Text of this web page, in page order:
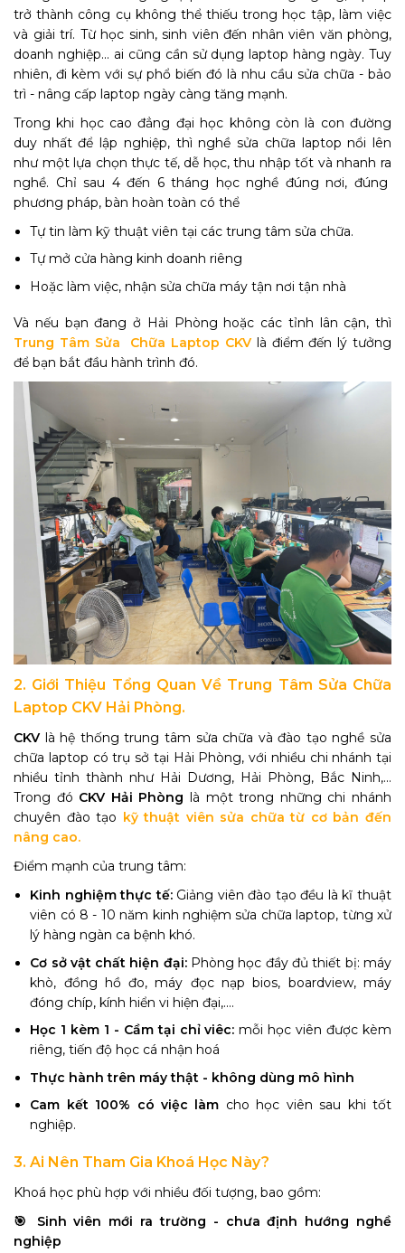
trở thành công cụ không thể thiếu trong học tập, làm việc
và giải trí. Từ học sinh, sinh viên đến nhân viên văn phòng,
doanh nghiệp... ai cũng cần sử dụng laptop hàng ngày. Tuy
nhiên, đi kèm với sự phổ biến đó là nhu cầu sửa chữa - bảo
trì - nâng cấp laptop ngày càng tăng mạnh.
Trong khi học cao đẳng đại học không còn là con đường
duy nhất để lập nghiệp, thì nghề sửa chữa laptop nổi lên
như một lựa chọn thực tế, dễ học, thu nhập tốt và nhanh ra
nghề. Chỉ sau 4 đến 6 tháng học nghề đúng nơi, đúng
phương pháp, bàn hoàn toàn có thể
Tự tin làm kỹ thuật viên tại các trung tâm sửa chữa.
Tự mở cửa hàng kinh doanh riêng
Hoặc làm việc, nhận sửa chữa máy tận nơi tận nhà
Và nếu bạn đang ở Hải Phòng hoặc các tỉnh lân cận, thì
Trung Tâm Sửa Chữa Laptop CKVlà điểm đến lý tưởng
để bạn bắt đầu hành trình đó.
2. Giới Thiệu Tổng Quan Về Trung Tâm Sửa Chữa
Laptop CKV Hải Phòng.
CKV là hệ thống trung tâm sửa chữa và đào tạo nghề sửa
chữa laptop có trụ sở tại Hải Phòng, với nhiều chi nhánh tại
nhiều tỉnh thành như Hải Dương, Hải Phòng, Bắc Ninh,...
Trong đó CKV Hải Phòng là một trong những chi nhánh
chuyên đào tạo kỹ thuật viên sửa chữa từ cơ bản đến
nâng cao.
Điểm mạnh của trung tâm:
Kinh nghiệm thực tế:Giảng viên đào tạo đều là kĩ thuật
viên có 8 - 10 năm kinh nghiệm sửa chữa laptop, từng xử
lý hàng ngàn ca bệnh khó.
Cơ sở vật chất hiện đại:Phòng học đầy đủ thiết bị: máy
khò, đồng hồ đo, máy đọc nạp bios, boardview, máy
đóng chíp, kính hiển vi hiện đại,....
Học 1 kèm 1 - Cầm tại chỉ viêc: mỗi học viên được kèm
riêng, tiến độ học cá nhận hoá
Thực hành trên máy thật - không dùng mô hình
Cam kết 100% có việc làm cho học viên sau khi tốt
nghiệp.
3. Ai Nên Tham Gia Khoá Học Này?
Khoá học phù hợp với nhiều đối tượng, bao gồm:
🎯 Sinh viên mới ra trường - chưa định hướng nghề
nghiệp